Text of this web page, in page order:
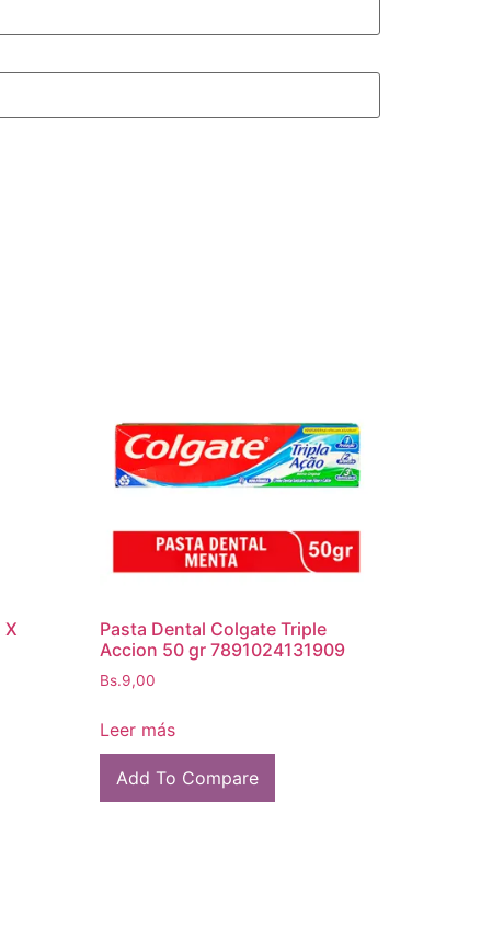
X
Pasta Dental Colgate Triple
Accion 50 gr 7891024131909
Bs.9,00
Leer más
Add To Compare